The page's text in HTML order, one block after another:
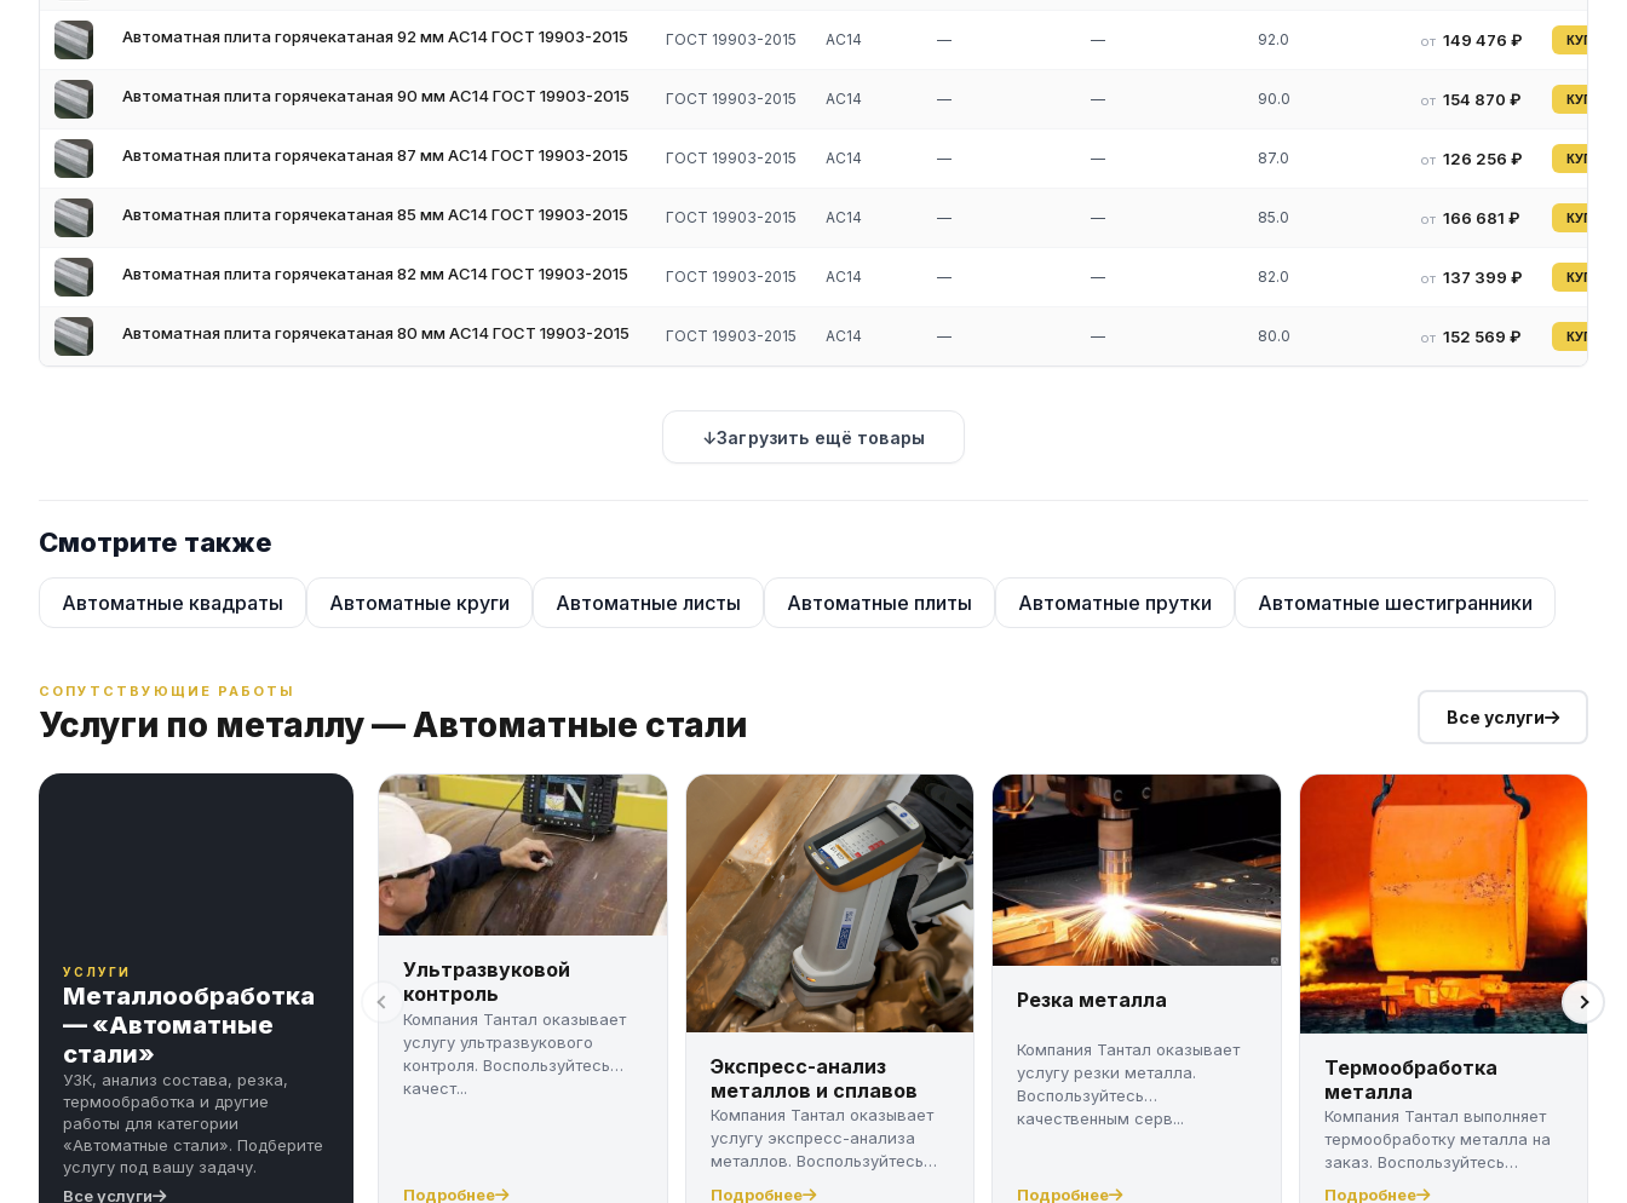
Автоматная плита горячекатаная 92 мм АС14 ГОСТ 19903-2015 ГОСТ 19903-2015 АС14 — — 92.0 от 149 476 ₽ КУПИТЬ
Автоматная плита горячекатаная 90 мм АС14 ГОСТ 19903-2015 ГОСТ 19903-2015 АС14 — — 90.0 от 154 870 ₽ КУПИТЬ
Автоматная плита горячекатаная 87 мм АС14 ГОСТ 19903-2015 ГОСТ 19903-2015 АС14 — — 87.0 от 126 256 ₽ КУПИТЬ
Автоматная плита горячекатаная 85 мм АС14 ГОСТ 19903-2015 ГОСТ 19903-2015 АС14 — — 85.0 от 166 681 ₽ КУПИТЬ
Автоматная плита горячекатаная 82 мм АС14 ГОСТ 19903-2015 ГОСТ 19903-2015 АС14 — — 82.0 от 137 399 ₽ КУПИТЬ
Автоматная плита горячекатаная 80 мм АС14 ГОСТ 19903-2015 ГОСТ 19903-2015 АС14 — — 80.0 от 152 569 ₽ КУПИТЬ
Загрузить ещё товары
Смотрите также
Автоматные квадраты Автоматные круги Автоматные листы Автоматные плиты Автоматные прутки Автоматные шестигранники
СОПУТСТВУЮЩИЕ РАБОТЫ
Услуги по металлу — Автоматные стали Все услуги
УСЛУГИ
Металлообработка
— «Автоматные
стали»
УЗК, анализ состава, резка,
термообработка и другие
работы для категории
«Автоматные стали». Подберите
услугу под вашу задачу.
Все услуги
Ультразвуковой
контроль
Компания Тантал оказывает
услугу ультразвукового
контроля. Воспользуйтесь
качест...
Подробнее
Экспресс-анализ
металлов и сплавов
Компания Тантал оказывает
услугу экспресс-анализа
металлов. Воспользуйтесь
Подробнее
Резка металла
Компания Тантал оказывает
услугу резки металла.
Воспользуйтесь
качественным серв...
Подробнее
Термообработка
металла
Компания Тантал выполняет
термообработку металла на
заказ. Воспользуйтесь
качест...
Подробнее